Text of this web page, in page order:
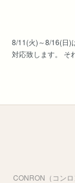
8/11(火)～8/16(日)
対応致します。 そ
CONRON（コン